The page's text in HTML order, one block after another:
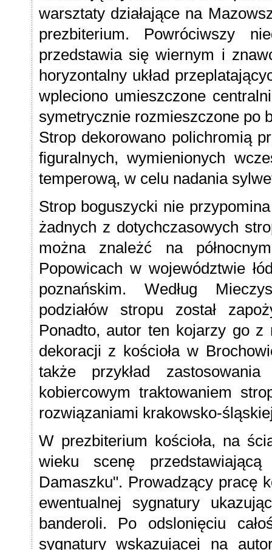
warsztaty działające na
prezbiterium. Powróciwszy
przedstawia się wiernym i
horyzontalny układ
wpleciono umieszczone
symetrycznie rozmieszczone po
Strop dekorowano polichromią
figuralnych, wymienionych
temperową, w celu nadania
Strop boguszycki nie
żadnych z dotychczasowych
można znależć na
Popowicach w województwie
poznańskim. Według
podziałów stropu został
Ponadto, autor ten kojarzy go z
dekoracji z kościoła w
także przykład
kobiercowym traktowaniem
rozwiązaniami krakowsko-
W prezbiterium kościoła, na
wieku scenę
Damaszku". Prowadzący pracę
ewentualnej sygnatury
banderoli. Po odslonięciu
sygnatury wskazującej na